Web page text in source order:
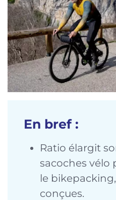
En bref :
Ratio élargit
sacoches vélo
le
conçues.